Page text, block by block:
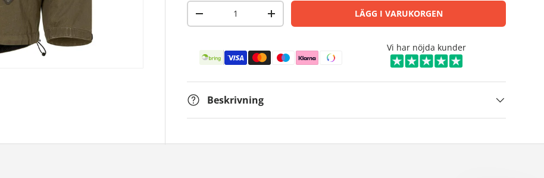
Antal
-
+ LÄGG I VARUKORGEN
Betalningsmetoder Vi har nöjda kunder
Beskrivning